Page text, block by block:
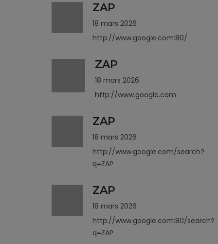
ZAP
18 mars 2026
http://www.google.com:80/
ZAP
18 mars 2026
http://www.google.com
ZAP
18 mars 2026
http://www.google.com/search?
q=ZAP
ZAP
18 mars 2026
http://www.google.com:80/search?
q=ZAP